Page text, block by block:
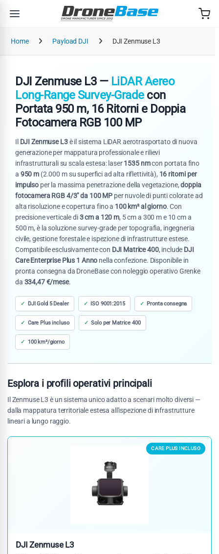
Home Payload DJI DJI Zenmuse L3
DJI Zenmuse L3 — LiDAR Aereo
Long-Range Survey-Gradecon
Portata 950 m, 16 Ritorni e Doppia
Fotocamera RGB 100 MP
Il DJI Zenmuse L3è il sistema LiDAR aerotrasportato di nuova
generazione per mappatura professionale e rilievi
infrastrutturali su scala estesa: laser1535 nmcon portata fino
a 950 m (2.000 m su superfici ad alta riflettività), 16 ritorni per
impulso per la massima penetrazione della vegetazione,doppia
fotocamera RGB 4/3" da 100 MPper nuvole di punti colorate ad
alta risoluzione e copertura fino a 100 km² al giorno. Con
precisione verticale di3 cm a 120 m, 5 cm a 300 m e 10 cm a
500 m, è la soluzione survey-grade per topografia, ingegneria
civile, gestione forestale e ispezione di infrastrutture estese.
Compatibile esclusivamente con DJI Matrice 400, include DJI
Care Enterprise Plus 1 Anno nella confezione. Disponibile in
pronta consegna da DroneBase con noleggio operativo Grenke
da 334,47 €/mese.
DJI Gold 5 Dealer ISO 9001:2015 Pronta consegna
Care Plus incluso Solo per Matrice 400
100 km²/giorno
Esplora i profili operativi principali
Il Zenmuse L3 è un sistema unico adatto a scenari molto diversi —
dalla mappatura territoriale estesa all'ispezione di infrastrutture
lineari a lungo raggio.
CARE PLUS INCLUSO
DJI Zenmuse L3